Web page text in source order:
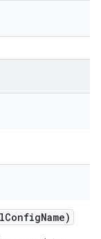
ConfigName)